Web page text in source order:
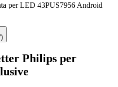
per LED 43PUS7956 Android
Philips per